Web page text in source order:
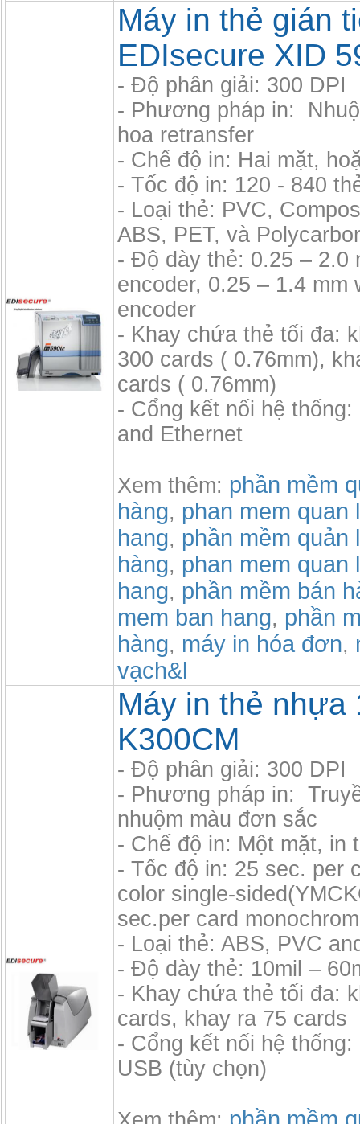
Máy in thẻ gián
EDIsecure XID
- Độ phân giải: 300 DPI
- Phương pháp in:
hoa retransfer
- Chế độ in: Hai mặt,
- Tốc độ in: 120 - 840
- Loại thẻ: PVC,
ABS, PET, và
- Độ dày thẻ: 0.25 – 2.0
encoder, 0.25 – 1.4 mm
encoder
- Khay chứa thẻ tối đa:
300 cards ( 0.76mm),
cards ( 0.76mm)
- Cổng kết nối hệ thống:
and Ethernet
Xem thêm: phần mềm
hàng, phan mem quan
hang, phần mềm quản
hàng, phan mem quan
hang, phần mềm bán
mem ban hang, phần
hàng, máy in hóa đơn,
vạch&l
Máy in thẻ nhựa
K300CM
- Độ phân giải: 300 DPI
- Phương pháp in:
nhuộm màu đơn sắc
- Chế độ in: Một mặt, in
- Tốc độ in: 25 sec. per
color single-
sec.per card
- Loại thẻ: ABS, PVC
- Độ dày thẻ: 10mil –
- Khay chứa thẻ tối đa:
cards, khay ra 75 cards
- Cổng kết nối hệ thống:
USB (tùy chọn)